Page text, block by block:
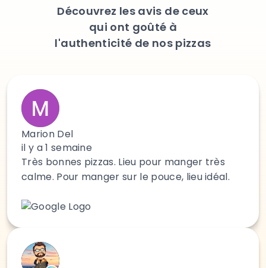
Découvrez les avis de ceux
qui ont goûté à
l'authenticité de nos pizzas
Marion Del
il y a 1 semaine
Très bonnes pizzas. Lieu pour manger très
calme. Pour manger sur le pouce, lieu idéal.